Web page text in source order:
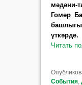
мәдәни-
Гомәр
башлыгы
үткәрде.
Читать
События,